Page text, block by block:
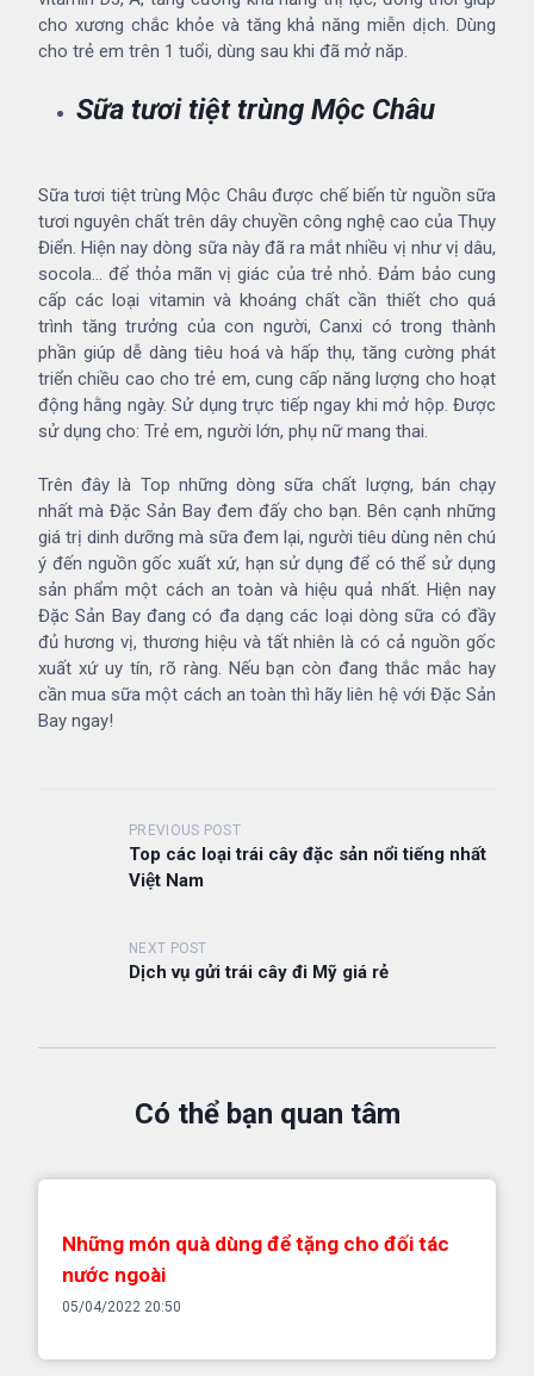
cho xương chắc khỏe và tăng khả năng miễn dịch. Dùng
cho trẻ em trên 1 tuổi, dùng sau khi đã mở năp.
Sữa tươi tiệt trùng Mộc Châu
Sữa tươi tiệt trùng Mộc Châu được chế biến từ nguồn sữa
tươi nguyên chất trên dây chuyền công nghệ cao của Thụy
Điển. Hiện nay dòng sữa này đã ra mắt nhiều vị như vị dâu,
socola… để thỏa mãn vị giác của trẻ nhỏ. Đảm bảo cung
cấp các loại vitamin và khoáng chất cần thiết cho quá
trình tăng trưởng của con người, Canxi có trong thành
phần giúp dễ dàng tiêu hoá và hấp thụ, tăng cường phát
triển chiều cao cho trẻ em, cung cấp năng lượng cho hoạt
động hằng ngày. Sử dụng trực tiếp ngay khi mở hộp. Được
sử dụng cho: Trẻ em, người lớn, phụ nữ mang thai.
Trên đây là Top những dòng sữa chất lượng, bán chạy
nhất mà Đặc Sản Bay đem đấy cho bạn. Bên cạnh những
giá trị dinh dưỡng mà sữa đem lại, người tiêu dùng nên chú
ý đến nguồn gốc xuất xứ, hạn sử dụng để có thể sử dụng
sản phẩm một cách an toàn và hiệu quả nhất. Hiện nay
Đặc Sản Bay đang có đa dạng các loại dòng sữa có đầy
đủ hương vị, thương hiệu và tất nhiên là có cả nguồn gốc
xuất xứ uy tín, rõ ràng. Nếu bạn còn đang thắc mắc hay
cần mua sữa một cách an toàn thì hãy liên hệ với Đặc Sản
Bay ngay!
ớ
à
PREVIOUS POST
Top các loại trái cây đặc sản nổi tiếng nhất
Việt Nam
NEXT POST
Dịch vụ gửi trái cây đi Mỹ giá rẻ
Có thể bạn quan tâm
Những món quà dùng để tặng cho đối tác
nước ngoài
05/04/2022 20:50